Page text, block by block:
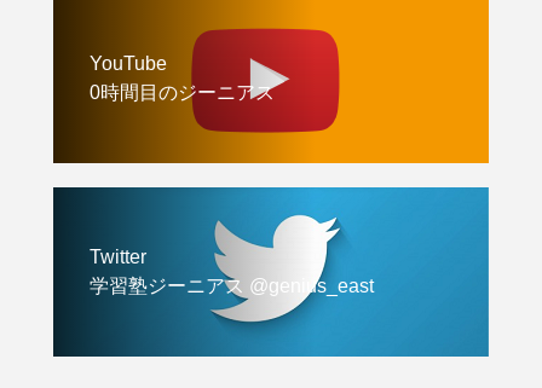
YouTube
0時間目のジーニアス
Twitter
学習塾ジーニアス @genius_east